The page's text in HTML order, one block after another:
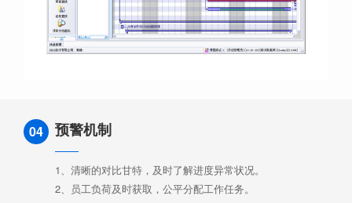
04 预警机制
1、清晰的对比甘特，及时了解进度异常状况。
2、员工负荷及时获取，公平分配工作任务。